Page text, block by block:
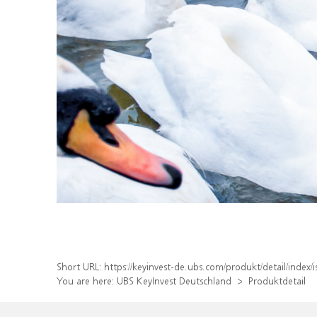
Short URL: https://keyinvest-de.ubs.com/produkt/detail/index/
You are here: UBS KeyInvest Deutschland Produktdetail